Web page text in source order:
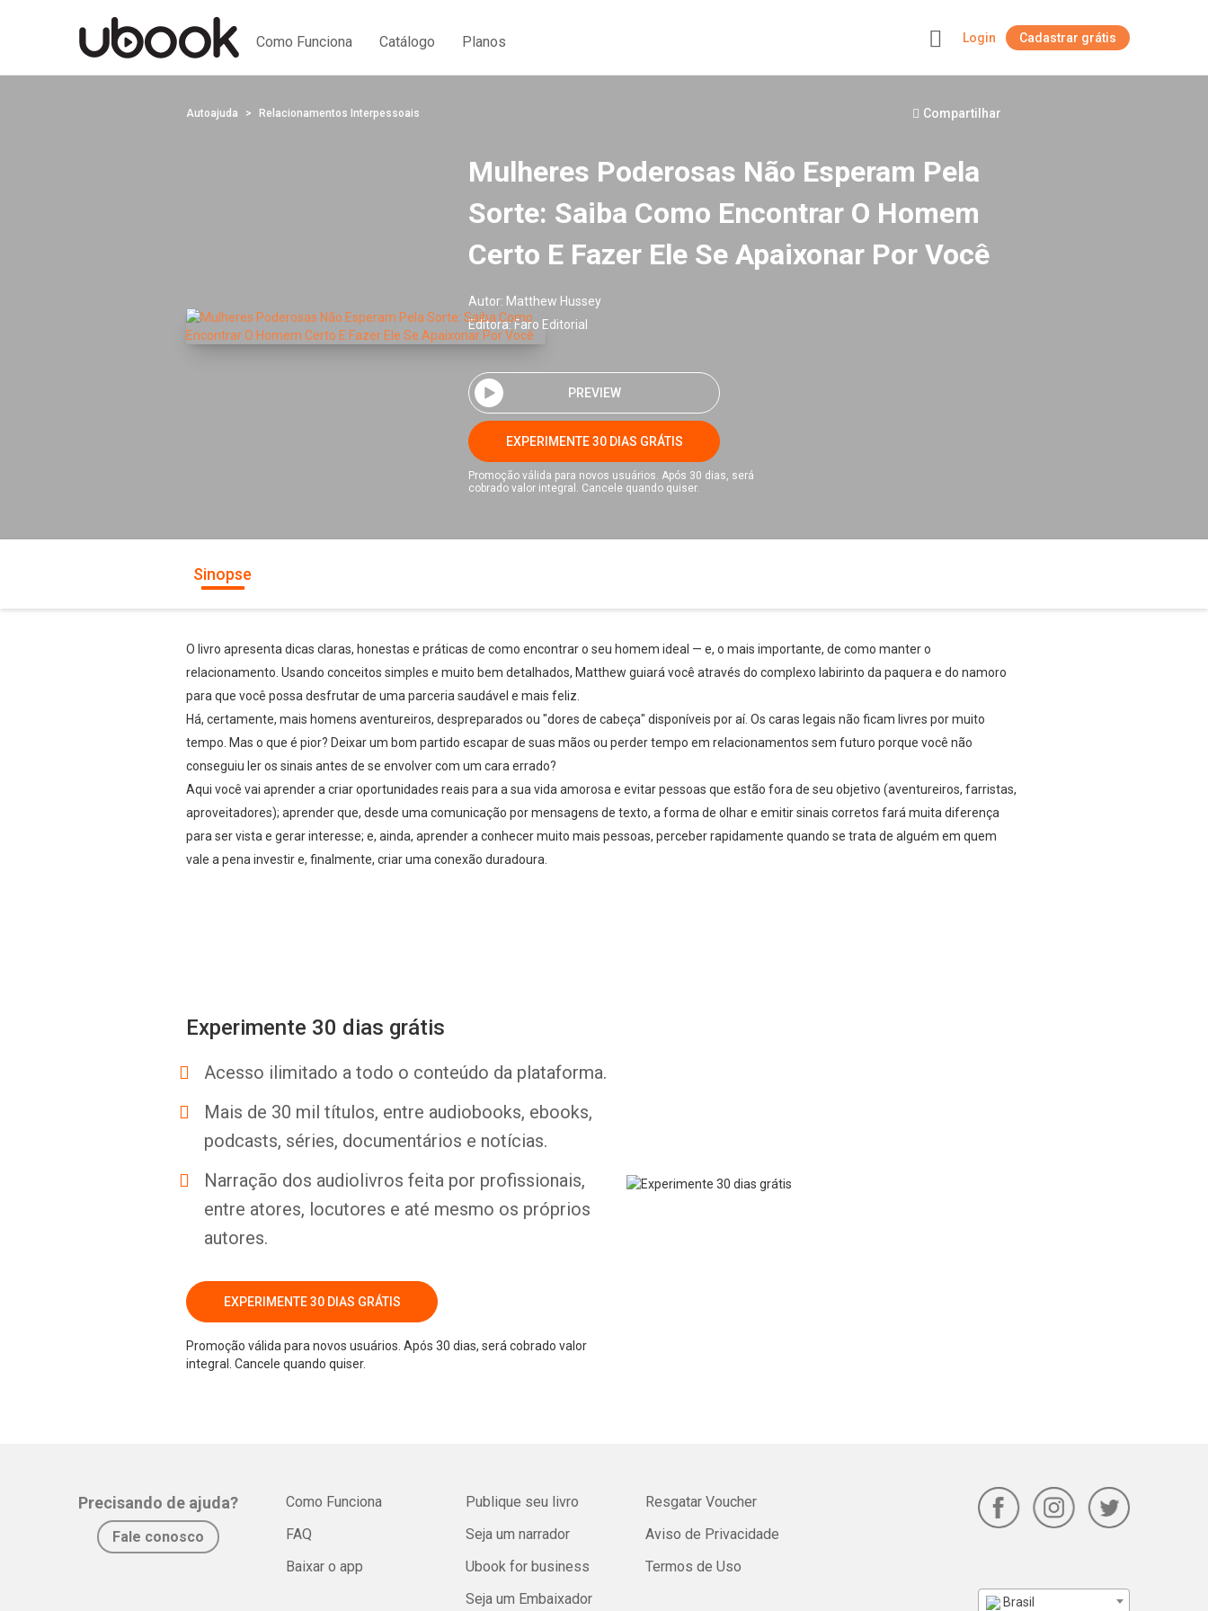
Como Funciona Catálogo Planos Login Cadastrar grátis
Autoajuda Relacionamentos Interpessoais Compartilhar
Mulheres Poderosas Não Esperam Pela
Sorte: Saiba Como Encontrar O Homem
Certo E Fazer Ele Se Apaixonar Por Você
Autor: Matthew Hussey
Editora:Faro Editorial
PREVIEW
EXPERIMENTE 30 DIAS GRÁTIS
Promoção válida para novos usuários. Após 30 dias, será
cobrado valor integral. Cancele quando quiser.
Sinopse
O livro apresenta dicas claras, honestas e práticas de como encontrar o seu homem ideal — e, o mais importante, de como manter o
relacionamento. Usando conceitos simples e muito bem detalhados, Matthew guiará você através do complexo labirinto da paquera e do namoro
para que você possa desfrutar de uma parceria saudável e mais feliz.
Há, certamente, mais homens aventureiros, despreparados ou "dores de cabeça" disponíveis por aí. Os caras legais não ficam livres por muito
tempo. Mas o que é pior? Deixar um bom partido escapar de suas mãos ou perder tempo em relacionamentos sem futuro porque você não
conseguiu ler os sinais antes de se envolver com um cara errado?
Aqui você vai aprender a criar oportunidades reais para a sua vida amorosa e evitar pessoas que estão fora de seu objetivo (aventureiros, farristas,
aproveitadores); aprender que, desde uma comunicação por mensagens de texto, a forma de olhar e emitir sinais corretos fará muita diferença
para ser vista e gerar interesse; e, ainda, aprender a conhecer muito mais pessoas, perceber rapidamente quando se trata de alguém em quem
vale a pena investir e, finalmente, criar uma conexão duradoura.
Experimente 30 dias grátis
Acesso ilimitado a todo o conteúdo da plataforma.
Mais de 30 mil títulos, entre audiobooks, ebooks,
podcasts, séries, documentários e notícias.
Narração dos audiolivros feita por profissionais,
entre atores, locutores e até mesmo os próprios
autores.
EXPERIMENTE 30 DIAS GRÁTIS
Promoção válida para novos usuários. Após 30 dias, será cobrado valor
integral. Cancele quando quiser.
Precisando de ajuda?
Fale conosco
Como Funciona
FAQ
Baixar o app
Publique seu livro
Seja um narrador
Ubook for business
Seja um Embaixador
Resgatar Voucher
Aviso de Privacidade
Termos de Uso
Brasil
Whatsapp